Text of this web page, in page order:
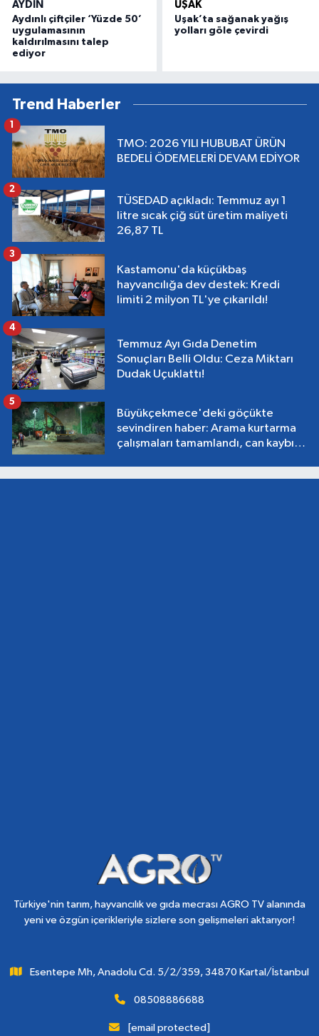
AYDIN
Aydınlı çiftçiler ‘Yüzde 50’
uygulamasının
kaldırılmasını talep
ediyor
UŞAK
Uşak’ta sağanak yağış
yolları göle çevirdi
Trend Haberler
TMO: 2026 YILI HUBUBAT ÜRÜN
BEDELİ ÖDEMELERİ DEVAM EDİYOR
1
TÜSEDAD açıkladı: Temmuz ayı 1
litre sıcak çiğ süt üretim maliyeti
26,87 TL
2
Kastamonu'da küçükbaş
hayvancılığa dev destek: Kredi
limiti 2 milyon TL'ye çıkarıldı!
3
Temmuz Ayı Gıda Denetim
Sonuçları Belli Oldu: Ceza Miktarı
Dudak Uçuklattı!
4
Büyükçekmece'deki göçükte
sevindiren haber: Arama kurtarma
çalışmaları tamamlandı, can kaybı
5
Türkiye'nin tarım, hayvancılık ve gıda mecrası AGRO TV alanında
yeni ve özgün içerikleriyle sizlere son gelişmeleri aktarıyor!
Esentepe Mh, Anadolu Cd. 5/2/359, 34870 Kartal/İstanbul
08508886688
[email protected]